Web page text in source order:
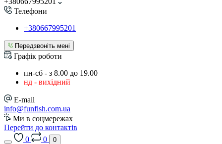
Телефони
+380667995201
Передзвоніть мені
Графік роботи
пн-сб - з 8.00 до 19.00
нд - вихідний
E-mail
info@funfish.com.ua
Ми в соцмережах
Перейти до контактів
0
0 0